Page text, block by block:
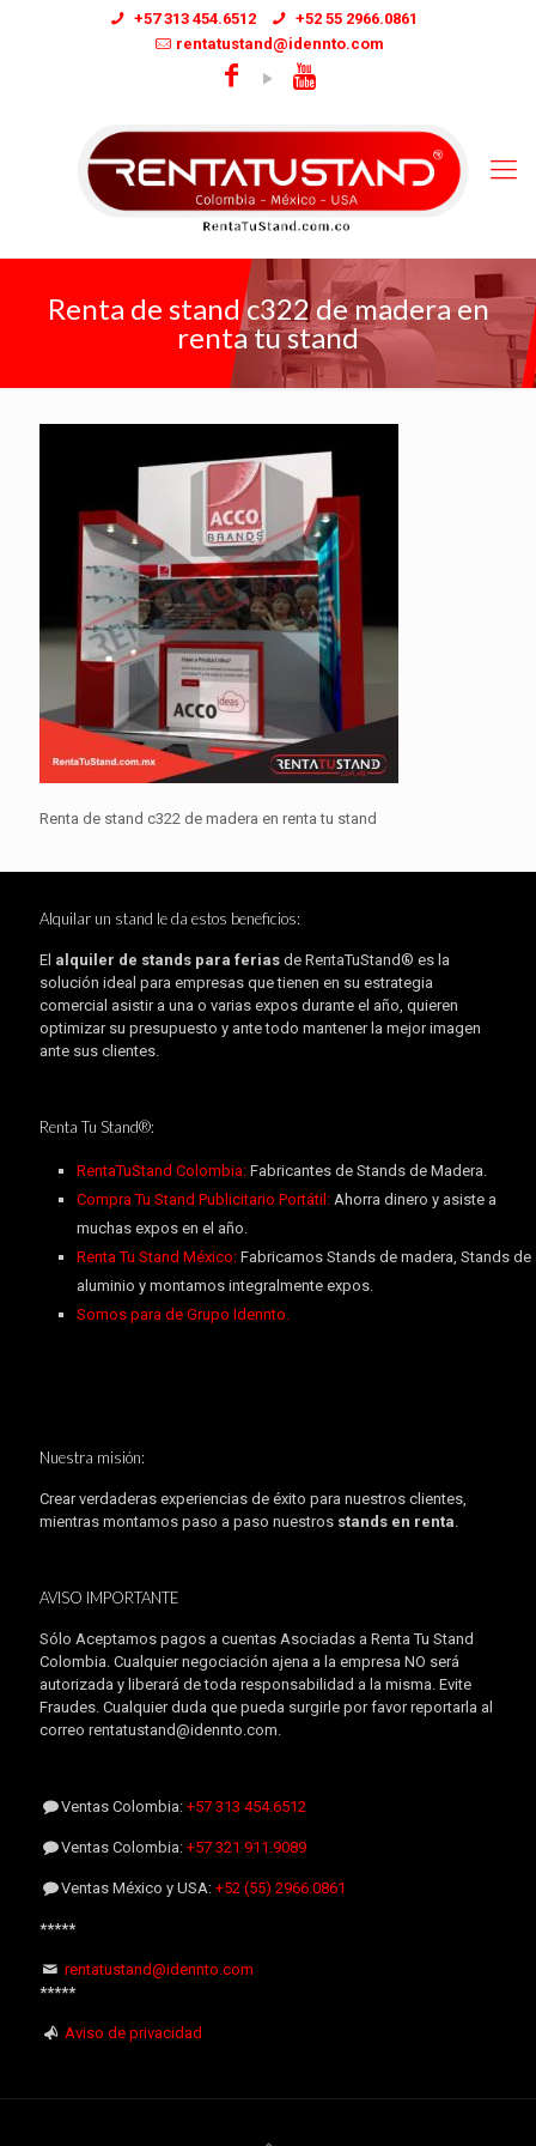
+57 313 454.6512
+52 55 2966.0861
rentatustand@idennto.com
Renta de stand c322 de madera en
renta tu stand
Renta de stand c322 de madera en renta tu stand
Alquilar un stand le da estos beneficios:
El alquiler de stands para ferias de RentaTuStand® es la
solución ideal para empresas que tienen en su estrategia
comercial asistir a una o varias expos durante el año, quieren
optimizar su presupuesto y ante todo mantener la mejor imagen
ante sus clientes.
Renta Tu Stand®:
RentaTuStand Colombia: Fabricantes de Stands de Madera.
Compra Tu Stand Publicitario Portátil:Ahorra dinero y asiste a
muchas expos en el año.
Renta Tu Stand México:Fabricamos Stands de madera, Stands de
aluminio y montamos integralmente expos.
Somos para de Grupo Idennto.
Nuestra misión:
Crear verdaderas experiencias de éxito para nuestros clientes,
mientras montamos paso a paso nuestros stands en renta.
AVISO IMPORTANTE
Sólo Aceptamos pagos a cuentas Asociadas a Renta Tu Stand
Colombia. Cualquier negociación ajena a la empresa NO será
autorizada y liberará de toda responsabilidad a la misma. Evite
Fraudes. Cualquier duda que pueda surgirle por favor reportarla al
correo rentatustand@idennto.com.
Ventas Colombia:+57 313 454.6512
Ventas Colombia:+57 321 911.9089
Ventas México y USA:+52 (55) 2966.0861
*****
rentatustand@idennto.com
*****
Aviso de privacidad